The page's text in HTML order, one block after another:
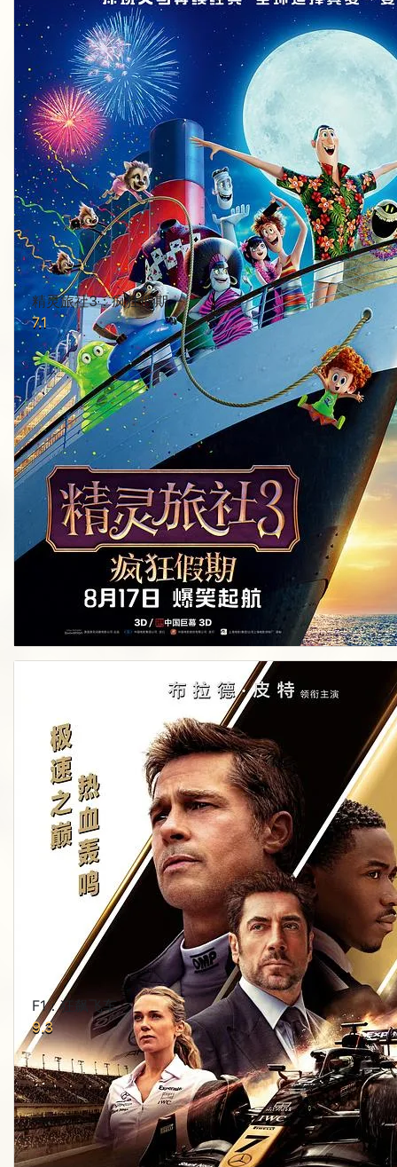
精灵旅社3：疯狂假期
7.1
F1：狂飙飞车
9.3